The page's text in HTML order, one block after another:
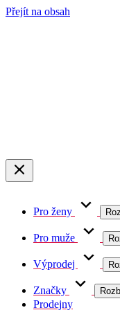
Přejít na obsah
Pro ženy
Pro muže
Výprodej
Značky
Prodejny